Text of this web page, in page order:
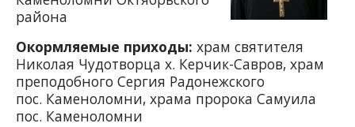
района
Окормляемые приходы: храм святителя
Николая Чудотворца х. Керчик-Савров, храм
преподобного Сергия Радонежского
пос. Каменоломни, храма пророка Самуила
пос. Каменоломни